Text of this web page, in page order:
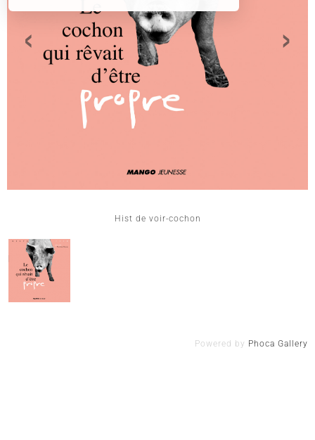
‹ ›
Hist de voir-cochon
Powered by Phoca Gallery